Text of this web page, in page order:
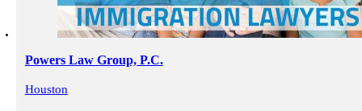
Powers Law Group, P.C.
Houston